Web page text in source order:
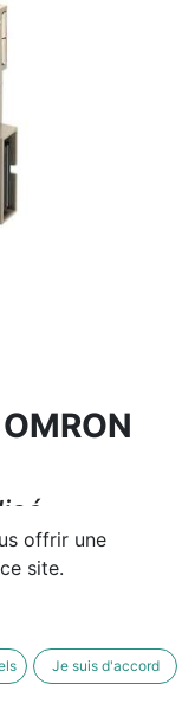
offrir une
site.
Je suis d'accord